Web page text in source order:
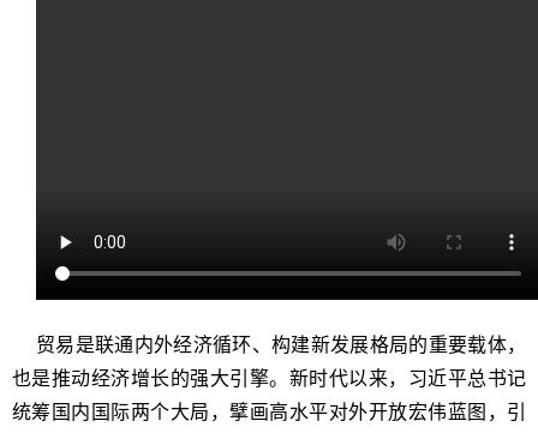
贸易是联通内外经济循环、构建新发展格局的重要载体，
也是推动经济增长的强大引擎。新时代以来，习近平总书记
统筹国内国际两个大局，擘画高水平对外开放宏伟蓝图，引